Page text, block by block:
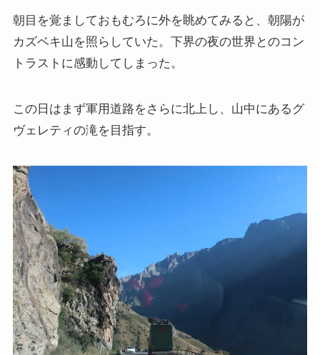
日本仏教とその歴史
親鸞とドストエフスキー・世界文学
連載「『カラマーゾフの兄弟』を読む」
連載「『レ・ミゼラブル』を読む」
第一部
ドストエフスキー資料データベース
ドストエフスキー作品
朝目を覚ましておもむろに外を眺めてみると、朝陽が
カズベキ山を照らしていた。下界の夜の世界とのコン
トラストに感動してしまった。
この日はまず軍用道路をさらに北上し、山中にあるグ
ヴェレティの滝を目指す。